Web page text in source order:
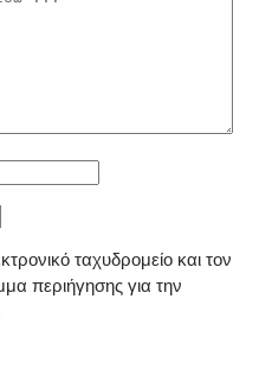
ταχυδρομείο και τον
περιήγησης για την